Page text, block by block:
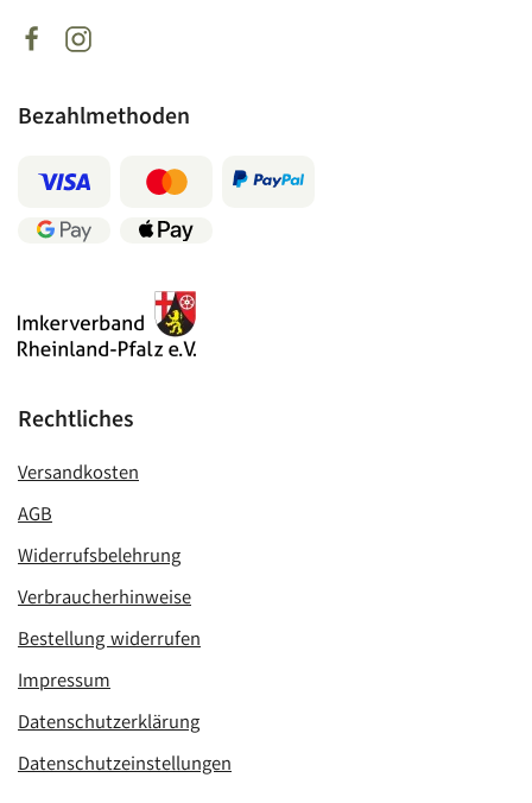
Bezahlmethoden
Rechtliches
Versandkosten
AGB
Widerrufsbelehrung
Verbraucherhinweise
Bestellung widerrufen
Impressum
Datenschutzerklärung
Datenschutzeinstellungen